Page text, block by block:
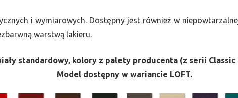
i wymiarowych. Dostępny jest również w
warstwą lakieru.
standardowy, kolory z palety producenta (z serii
Model dostępny w wariancie LOFT.